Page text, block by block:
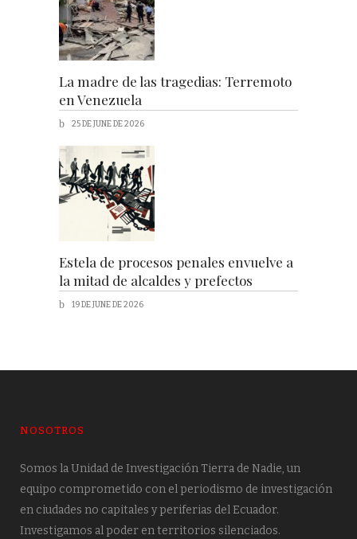
La madre de las tragedias: Terremoto
en Venezuela
25 DE JUNE DE 2026
Estela de procesos penales envuelve a
la mitad de alcaldes y prefectos
19 DE JUNE DE 2026
NOSOTROS
Somos la Unidad de Investigación Tierra de Nadie, un
equipo comprometido con el periodismo de investigación
en ciudades no capitales y periferias del Ecuador.
Investigamos al poder en territorios silenciados.